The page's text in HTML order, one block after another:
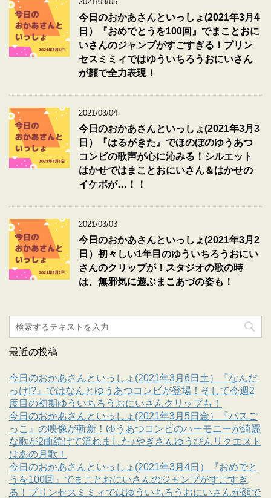
今日のおかあさんといっしょ(2021年3月4
日）『おめでとうを100回』でまことおに
いさんのジャンプがすごすぎる！プリン
セスミミィではゆういちろうおにいさん
が顔で全力表現！
2021/03/04
今日のおかあさんといっしょ(2021年3月3
日）『はるがきた』でほのぼのゆうあつ
コンビの歌声が心に沁みる！シルエット
はかせではまことおにいさん＆はかせの
イケボが…！！
2021/03/03
今日のおかあさんといっしょ(2021年3月2
日）初々しい1年目のゆういちろうおにい
さんのクリップが！スタジオの歌の時
は、無邪気に遊ぶまこあづの姿も！
最近の投稿
今日のおかあさんといっしょ(2021年3月6日土）『なんだ
っけ!?』ではなんとゆうあつコンビが登場！そして今週2
度目の初期ゆういちろうおにいさんクリップも！
今日のおかあさんといっしょ(2021年3月5日金）『バスご
っこ』の映像が斬新！ゆうあつコンビのハーモニーが綺麗
な歌が2曲続けて流れました♪やぎさんゆうびんリクエスト
はあの月歌！
今日のおかあさんといっしょ(2021年3月4日）『おめでと
うを100回』でまことおにいさんのジャンプがすごすぎ
る！プリンセスミミィではゆういちろうおにいさんが顔で